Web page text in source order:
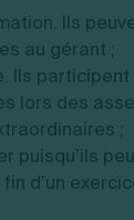
Ils
au gérant ;
Ils
lors des
;
puisqu’ils
d’un